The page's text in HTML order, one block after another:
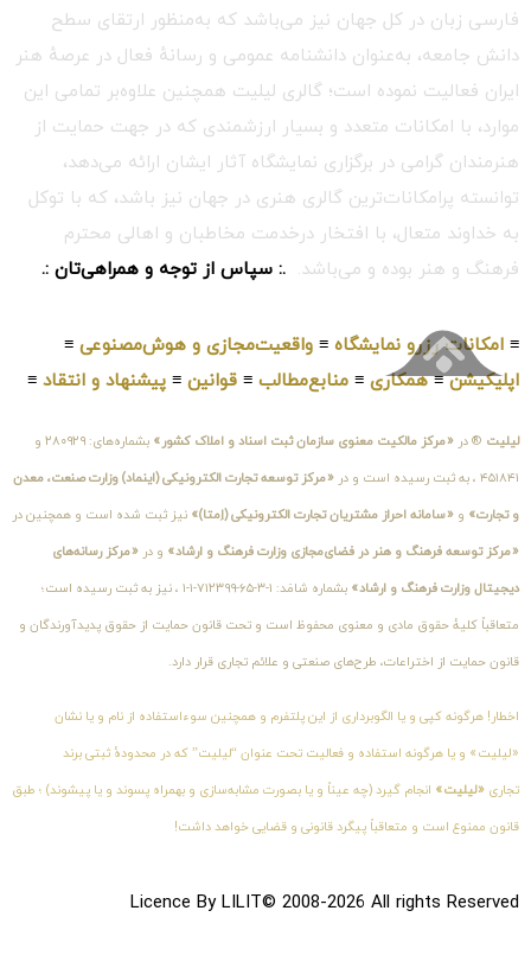
فارسی زبان در کل جهان نیز می‌باشد که به‌منظور ارتقای سطح
دانش جامعه، به‌عنوان دانشنامه عمومی و رسانهٔ فعال در عرصهٔ هنر
ایران فعالیت نموده است؛ گالری لیلیت همچنین علاوه‌بر تمامی این
موارد، با امکانات متعدد و بسیار ارزشمندی که در جهت حمایت از
هنرمندان گرامی در برگزاری نمایشگاه آثار ایشان ارائه می‌دهد،
توانسته پرامکانات‌ترین گالری هنری در جهان نیز باشد، که با توکل
به خداوند متعال، با افتخار درخدمت مخاطبان و اهالی محترم
فرهنگ و هنر بوده و می‌باشد. .: سپاس از توجه و همراهی‌تان :.
≡ امکانات رزرو نمایشگاه≡ واقعیت‌مجازی و هوش‌مصنوعی≡
اپلیکیشن≡همکاری≡ منابع‌مطالب≡ قوانین≡ پیشنهاد و انتقاد≡
لیلیت® در «مرکز مالکیت معنوی سازمان ثبت اسناد و املاک کشور» بشماره‌های: ۲۸۰۹۲۹ و
۴۵۱۸۴۱ ، به ثبت رسیده است و در «مرکز توسعه تجارت الکترونیکی (اینماد) وزارت صنعت، معدن
و تجارت»و«سامانه احراز مشتریان تجارت الکترونیکی (اِمتا)»نیز ثبت شده است و همچنین در
«مرکز توسعه فرهنگ و هنر در فضای‌مجازی وزارت فرهنگ و ارشاد»و در «مرکز رسانه‌های
دیجیتال وزارت فرهنگ و ارشاد» بشماره شامَد: ۱-۳-۶۵-۷۱۲۳۹۹-۱-۱ ، نیز به ثبت رسیده است؛
متعاقباً کلیهٔ حقوق مادی و معنوی محفوظ است و تحت قانون حمایت از حقوق پدیدآورندگان و
قانون حمایت از اختراعات، طرح‌های صنعتی و علائم تجاری قرار دارد.
اخطار! هرگونه کپی و یا الگوبرداری از این پلتفرم و همچنین سوءاستفاده از نام و یا نشان
«لیلیت» و یا هرگونه استفاده و فعالیت تحت عنوان “لیلیت” که در محدودهٔ ثبتی برند
تجاری«لیلیت»انجام گیرد (چه عیناً و یا بصورت مشابه‌سازی و بهمراه پسوند و یا پیشوند) ؛ طبق
قانون ممنوع است و متعاقباً پیگرد قانونی و قضایی خواهد داشت!
Licence By LILIT© 2008-2026 All rights Reserved